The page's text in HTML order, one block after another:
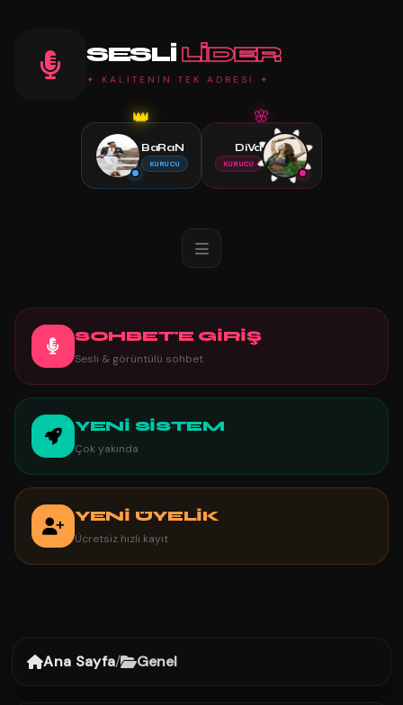
SESLI LIDER
✦ KALİTENİN TEK ADRESİ ✦
👑
BaRaN
KURUCU
🌸
DiVa
KURUCU
SOHBET'E GİRİŞ
Sesli & görüntülü sohbet
YENİ SİSTEM
Çok yakında
YENİ ÜYELİK
Ücretsiz hızlı kayıt
Ana Sayfa/ Genel